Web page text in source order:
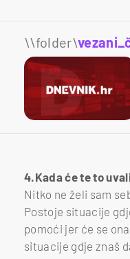
\\folder\
4.Kada će te to
Nitko ne želi sam
Postoje situacije
pomoći jer će se
situacije gdje znaš